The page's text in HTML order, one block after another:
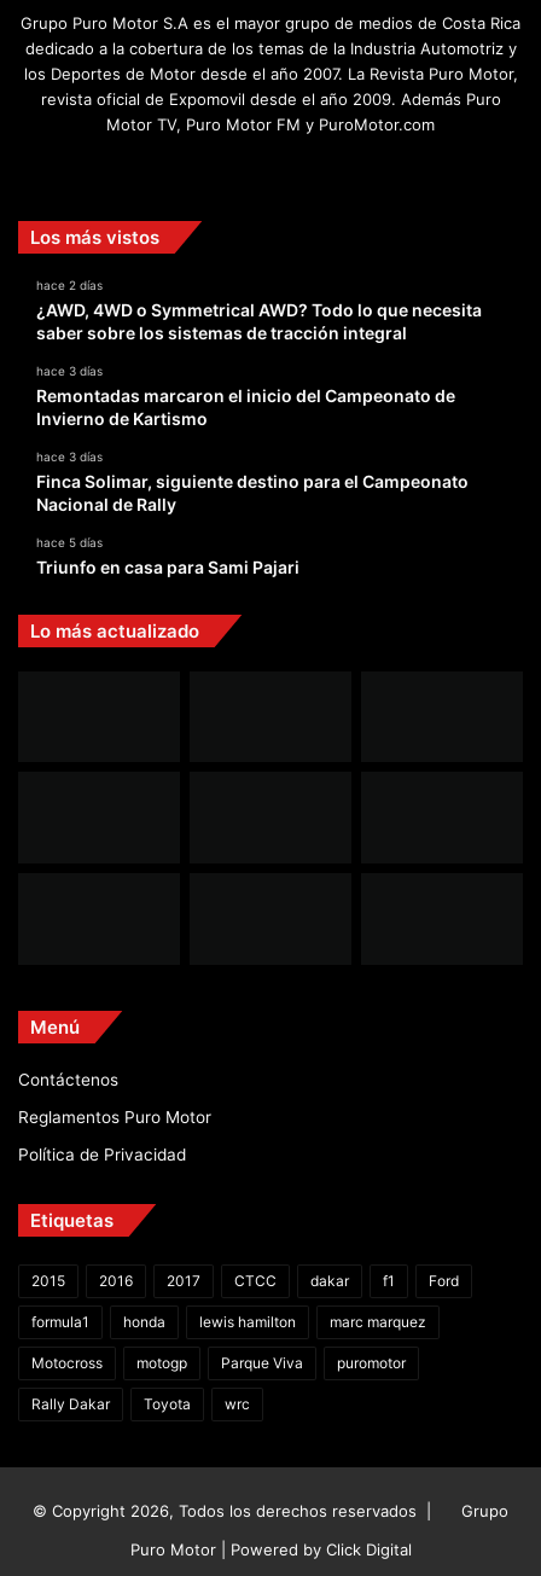
Grupo Puro Motor S.A es el mayor grupo de medios de Costa Rica
dedicado a la cobertura de los temas de la Industria Automotriz y
los Deportes de Motor desde el año 2007. La Revista Puro Motor,
revista oficial de Expomovil desde el año 2009. Además Puro
Motor TV, Puro Motor FM y PuroMotor.com
Los más vistos
hace 2 días
¿AWD, 4WD o Symmetrical AWD? Todo lo que necesita
saber sobre los sistemas de tracción integral
hace 3 días
Remontadas marcaron el inicio del Campeonato de
Invierno de Kartismo
hace 3 días
Finca Solimar, siguiente destino para el Campeonato
Nacional de Rally
hace 5 días
Triunfo en casa para Sami Pajari
Lo más actualizado
Menú
Contáctenos
Reglamentos Puro Motor
Política de Privacidad
Etiquetas
2015 2016 2017 CTCC dakar f1 Ford
formula1 honda lewis hamilton marc marquez
Motocross motogp Parque Viva puromotor
Rally Dakar Toyota wrc
© Copyright 2026, Todos los derechos reservados |
Grupo
Puro Motor | Powered by Click Digital